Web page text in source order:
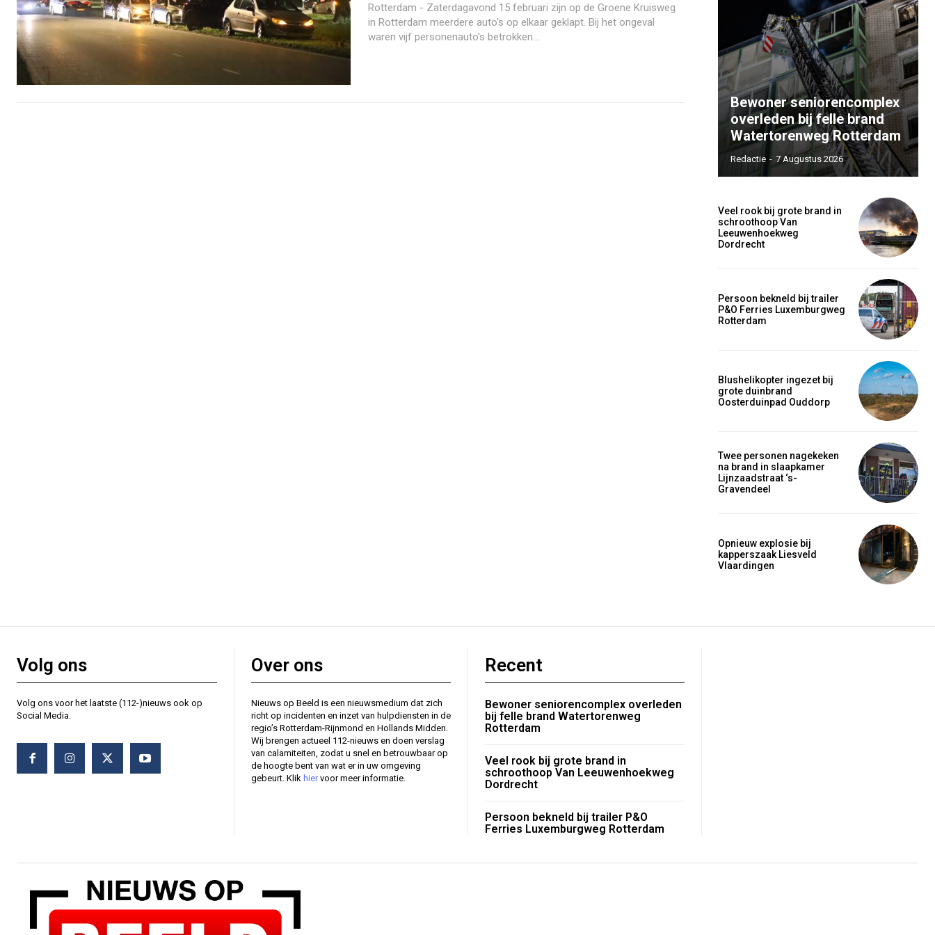
Rotterdam - Zaterdagavond 15 februari zijn op de Groene Kruisweg
in Rotterdam meerdere auto's op elkaar geklapt. Bij het ongeval
waren vijf personenauto's betrokken....
Bewoner seniorencomplex
overleden bij felle brand
Watertorenweg Rotterdam
Redactie - 7 Augustus 2026
Veel rook bij grote brand in
schroothoop Van
Leeuwenhoekweg
Dordrecht
Persoon bekneld bij trailer
P&O Ferries Luxemburgweg
Rotterdam
Blushelikopter ingezet bij
grote duinbrand
Oosterduinpad Ouddorp
Twee personen nagekeken
na brand in slaapkamer
Lijnzaadstraat ‘s-
Gravendeel
Opnieuw explosie bij
kapperszaak Liesveld
Vlaardingen
Volg ons
Volg ons voor het laatste (112-)nieuws ook op
Social Media.
Over ons
Nieuws op Beeld is een nieuwsmedium dat zich
richt op incidenten en inzet van hulpdiensten in de
regio’s Rotterdam-Rijnmond en Hollands Midden.
Wij brengen actueel 112-nieuws en doen verslag
van calamiteiten, zodat u snel en betrouwbaar op
de hoogte bent van wat er in uw omgeving
gebeurt. Klik hiervoor meer informatie.
Recent
Bewoner seniorencomplex overleden
bij felle brand Watertorenweg
Rotterdam
Veel rook bij grote brand in
schroothoop Van Leeuwenhoekweg
Dordrecht
Persoon bekneld bij trailer P&O
Ferries Luxemburgweg Rotterdam